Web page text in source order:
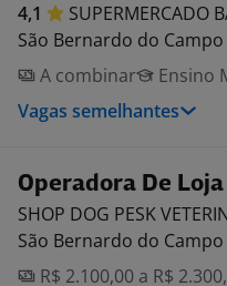
4,1 SUPERMERCADO
São Bernardo do Campo
A combinar
Ensino
Vagas semelhantes
Operadora De
SHOP DOG PESK
São Bernardo do Campo
R$ 2.100,00 a R$